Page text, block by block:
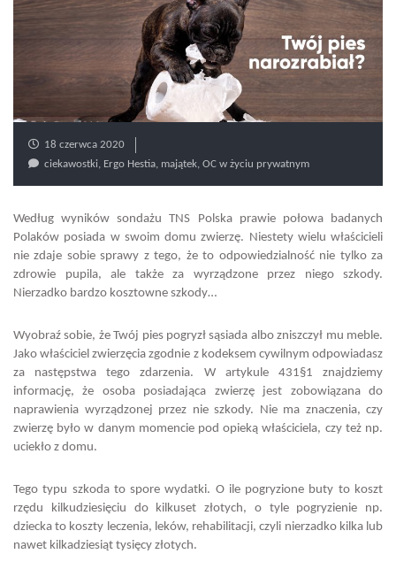
18 czerwca 2020
ciekawostki, Ergo Hestia, majątek, OC w życiu prywatnym
Według wyników sondażu TNS Polska prawie połowa badanych
Polaków posiada w swoim domu zwierzę. Niestety wielu właścicieli
nie zdaje sobie sprawy z tego, że to odpowiedzialność nie tylko za
zdrowie pupila, ale także za wyrządzone przez niego szkody.
Nierzadko bardzo kosztowne szkody…
Wyobraź sobie, że Twój pies pogryzł sąsiada albo zniszczył mu meble.
Jako właściciel zwierzęcia zgodnie z kodeksem cywilnym odpowiadasz
za następstwa tego zdarzenia. W artykule 431§1 znajdziemy
informację, że osoba posiadająca zwierzę jest zobowiązana do
naprawienia wyrządzonej przez nie szkody. Nie ma znaczenia, czy
zwierzę było w danym momencie pod opieką właściciela, czy też np.
uciekło z domu.
Tego typu szkoda to spore wydatki. O ile pogryzione buty to koszt
rzędu kilkudziesięciu do kilkuset złotych, o tyle pogryzienie np.
dziecka to koszty leczenia, leków, rehabilitacji, czyli nierzadko kilka lub
nawet kilkadziesiąt tysięcy złotych.